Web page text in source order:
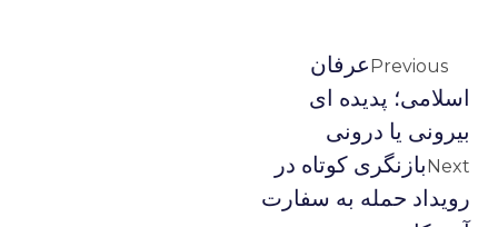
Previousعرفان
اسلامی؛ پدیده ای
بیرونی یا درونی
Nextبازنگری کوتاه در
رویداد حمله به سفارت